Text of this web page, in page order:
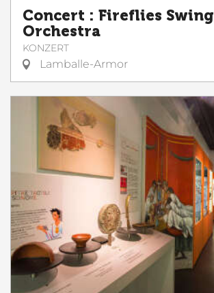
Concert : Fireflies Swing
Orchestra
KONZERT
Lamballe-Armor